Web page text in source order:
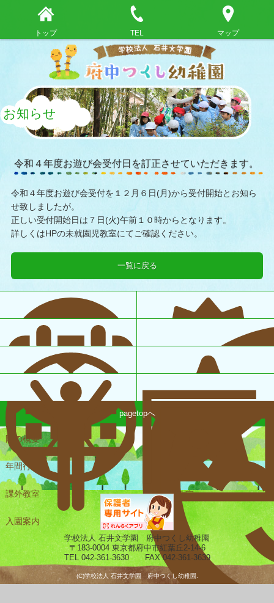
トップ TEL マップ
お知らせ
令和４年度お遊び会受付日を訂正させていただきます。
令和４年度お遊び会受付を１２月６日(月)から受付開始とお知ら
せ致しましたが。
正しい受付開始日は７日(火)午前１０時からとなります。
詳しくはHPの未就園児教室にてご確認ください。
一覧に戻る
園の概要
年間行事
課外教室 未就園児教室
入園案内 ギャラリー
pagetopへ
学校法人 石井文学園 府中つくし幼稚園
〒183-0004 東京都府中市紅葉丘2-14-6
TEL 042-361-3630 FAX 042-361-3639
(C)学校法人 石井文学園 府中つくし幼稚園.